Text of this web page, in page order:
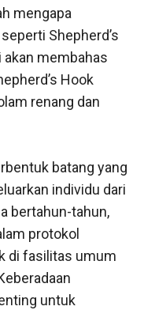
mengapa
Shepherd’s
akan membahas
Hook
renang dan
batang yang
individu dari
bertahun-tahun,
protokol
di fasilitas umum
untuk